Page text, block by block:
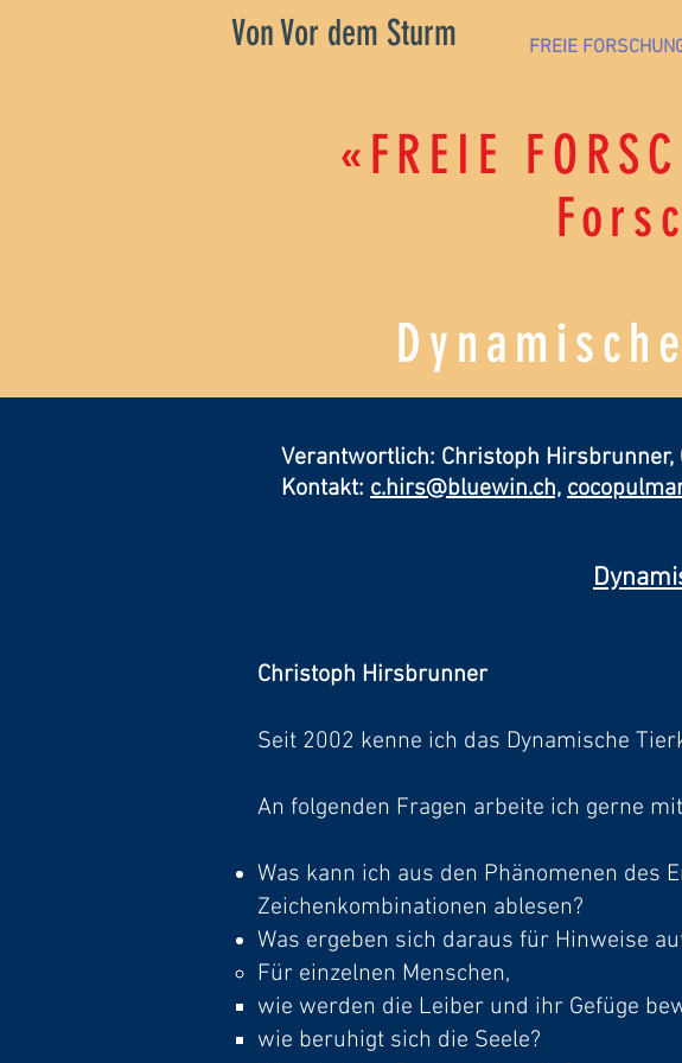
Von Vor dem Sturm FREIE
«FREIE
Verantwortlich: Christoph Hirsbrunner,
Kontakt: c.hirs@bluewin.ch,
Christoph Hirsbrunner
Seit 2002 kenne ich das Dynamische
An folgenden Fragen arbeite ich gerne
Was kann ich aus den Phänomenen des
Zeichenkombinationen ablesen?
Was ergeben sich daraus für Hinweise
Für einzelnen Menschen,
wie werden die Leiber und ihr Gefüge
wie beruhigt sich die Seele?